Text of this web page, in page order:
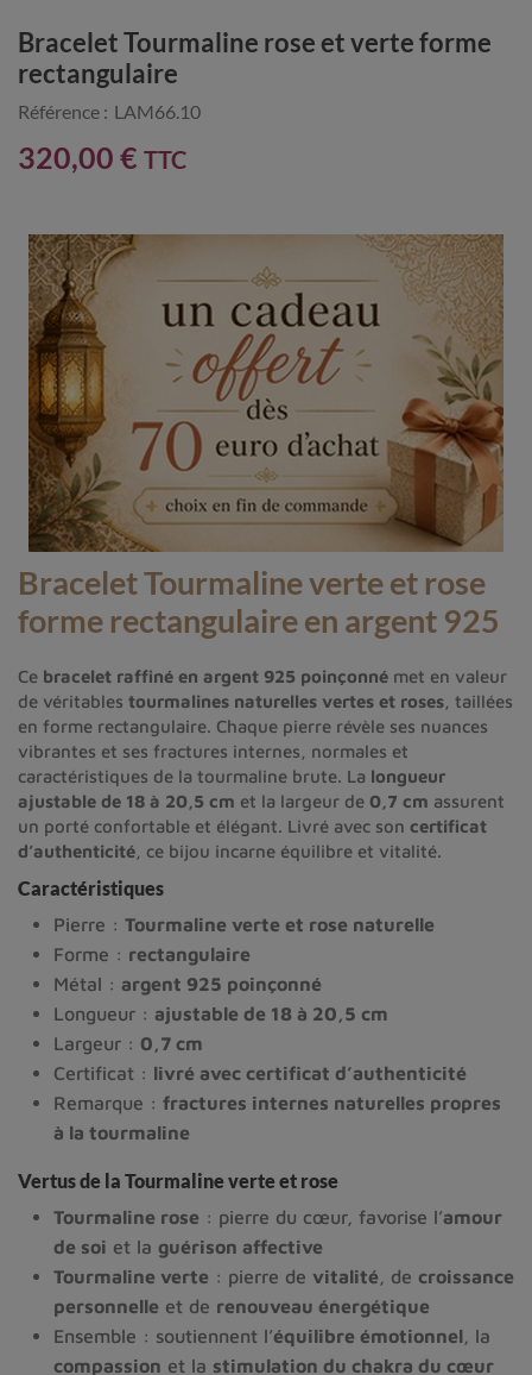
Bracelet Tourmaline rose et verte forme
rectangulaire
Référence : LAM66.10
320,00 € TTC
Bracelet Tourmaline verteet rose
forme rectangulaire en argent 925
Ce bracelet raffiné en argent 925 poinçonné met en valeur
de véritables tourmalines naturelles vertes et roses , taillées
en forme rectangulaire. Chaque pierre révèle ses nuances
vibrantes et ses fractures internes, normales et
caractéristiques de la tourmaline brute. La longueur
ajustable de 18 à 20,5 cm et la largeur de 0,7 cm assurent
un porté confortable et élégant. Livré avec son certificat
d’authenticité , ce bijou incarne équilibre et vitalité.
Caractéristiques
Pierre : Tourmaline verte et rose naturelle
Forme : rectangulaire
Métal : argent 925 poinçonné
Longueur : ajustable de 18 à 20,5 cm
Largeur : 0,7 cm
Certificat : livré avec certificat d’authenticité
Remarque : fractures internes naturelles propres
à la tourmaline
Vertus de la Tourmaline verte et rose
Tourmaline rose : pierre du cœur, favorise l’amour
de soi et la guérison affective
Tourmaline verte : pierre de vitalité , de croissance
personnelle et de renouveau énergétique
Ensemble : soutiennent l’équilibre émotionnel , la
compassion et la stimulation du chakra du cœur